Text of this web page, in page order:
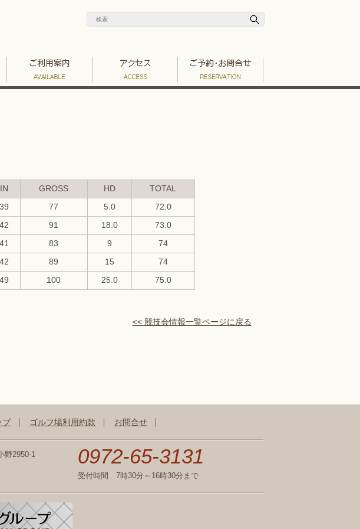
IN GROSS HD TOTAL
39 77 5.0 72.0
42 91 18.0 73.0
41 83 9 74
42 89 15 74
49 100 25.0 75.0
<< 競技会情報一覧ページに戻る
プ ゴルフ場利用約款 お問合せ
野2950-1
0972-65-3131
受付時間 7時30分～16時30分まで
三井不動作グループゴルフ場一覧